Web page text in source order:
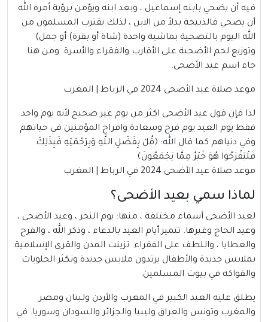
فيه أن يضحي بابنه إسماعيل ، وبعد ابنه ويؤمن برؤية أمره الله
أن يضحي فالذبيحة بدلاً من الابن ، لذلك يقترب المسلمون من
الله اليوم بالتضحية بماشية واحدة (شاة أو بقرة) أو جمل)
وتوزيع لحم الأضحىة على الأقارب والفقراء والأسرة. ومن هنا
جاء اسم عيد الأضحى.
موعد صلاة عيد الأضحى 2024 في الرباط | المغرب
لذا فإن قول عيد الأضحى اكثر من يوم غير صحيح لأنه يوم واحد
فقط يوم العيد يوم فرح وسعادة وافراح المؤمنين في حياتهم
وفي دنياهم كما قال الله: ﴿قُلْ بِفَضْلِ اللَّهِ وَبِرَحْمَتِهِ فَبِذَلِكَ
فَلْيَفْرَحُوا هُوَ خَيْرٌ مِمَّا يَجْمَعُونَ﴾
موعد صلاة عيد الأضحى 2024 في الرباط | المغرب
لماذا سمي بعيد الأضحى؟
لعيد الأضحى أسماء مختلفة ، منها: يوم النحر ، وعيد الأضحى ،
وعيد الحاج وغيرها. تتميز أيام العيد بالدعاء ، وذكر الله ، والفرح
والعطايا ، واللطف على الفقراء. تزينت المدن والقرى الإسلامية
بملابس جديدة والأطفال يرتدون ملابس جديدة وتكثر الحلويات
والفواكه في بيوت المسلمين.
يطلق عليه العيد الكبير في المغرب والأردن ولبنان ومصر
والمغرب وتونس والعراق وليبيا والجزائر والسودان وسوريا. في